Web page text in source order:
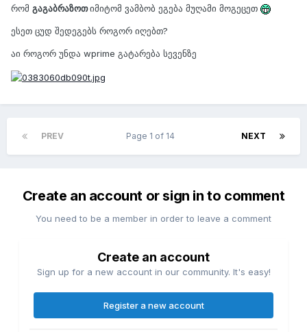
რომ გაგაბრაზოთიმიტომ ვამბობ ეგება მუღამი მოგეცეთ
ესეთ ცუდ შედეგებს როგორ იღებთ?
აი როგორ უნდა wprime გატარება სევენზე
PREV NEXT
Page 1 of 14
Create an account or sign in to comment
You need to be a member in order to leave a comment
Create an account
Sign up for a new account in our community. It's easy!
Register a new account